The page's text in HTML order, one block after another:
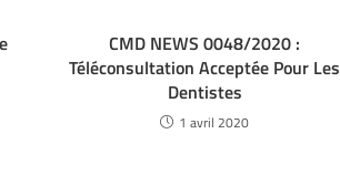
CMD NEWS 0048/2020 :
Téléconsultation Acceptée Pour Les
Dentistes
1 avril 2020